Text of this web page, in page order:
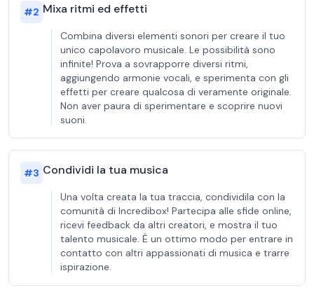
#2 Mixa ritmi ed effetti
Combina diversi elementi sonori per creare il tuo
unico capolavoro musicale. Le possibilità sono
infinite! Prova a sovrapporre diversi ritmi,
aggiungendo armonie vocali, e sperimenta con gli
effetti per creare qualcosa di veramente originale.
Non aver paura di sperimentare e scoprire nuovi
suoni.
#3 Condividi la tua musica
Una volta creata la tua traccia, condividila con la
comunità di Incredibox! Partecipa alle sfide online,
ricevi feedback da altri creatori, e mostra il tuo
talento musicale. È un ottimo modo per entrare in
contatto con altri appassionati di musica e trarre
ispirazione.